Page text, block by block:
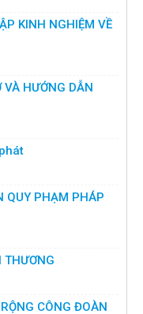
KINH NGHIỆM VỀ
VÀ HƯỚNG DẪN
QUY PHẠM PHÁP
THƯƠNG
CÔNG ĐOÀN